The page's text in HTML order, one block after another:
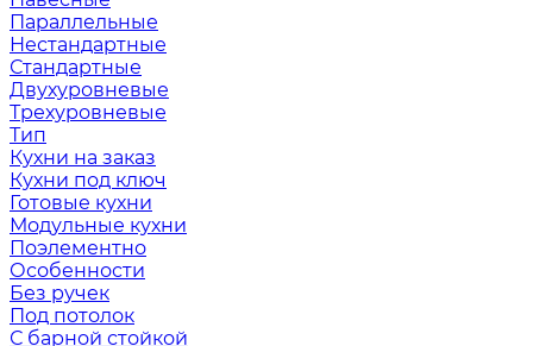
Параллельные
Нестандартные
Стандартные
Двухуровневые
Трехуровневые
Тип
Кухни на заказ
Кухни под ключ
Готовые кухни
Модульные кухни
Поэлементно
Особенности
Без ручек
Под потолок
С барной стойкой